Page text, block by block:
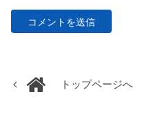
トップページへ